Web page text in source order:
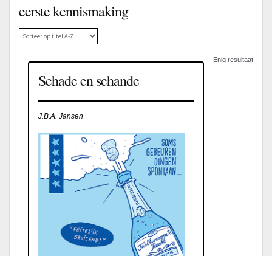
eerste kennismaking
Enig resultaat
Schade en schande
J.B.A. Jansen